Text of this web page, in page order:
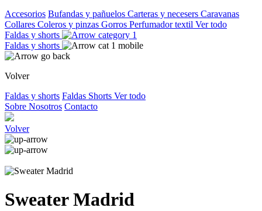
Accesorios Bufandas y pañuelos Carteras y necesers Caravanas
Collares Coleros y pinzas Gorros Perfumador textil Ver todo
Faldas y shorts
Faldas y shorts
Volver
Faldas y shorts Faldas Shorts Ver todo
Sobre Nosotros Contacto
Volver
Sweater Madrid